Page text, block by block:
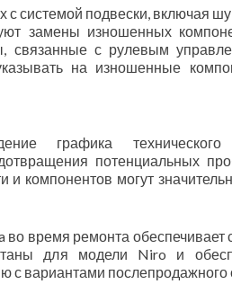
системой подвески, включая
замены изношенных
связанные с рулевым
на изношенные
графика технического
потенциальных
компонентов могут
время ремонта обеспечивает
для модели Niro и
с вариантами